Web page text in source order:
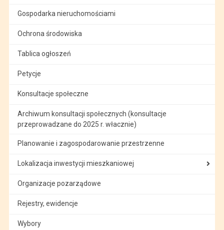
Gospodarka nieruchomościami
Ochrona środowiska
Tablica ogłoszeń
Petycje
Konsultacje społeczne
Archiwum konsultacji społecznych (konsultacje
przeprowadzane do 2025 r. włacznie)
Planowanie i zagospodarowanie przestrzenne
Lokalizacja inwestycji mieszkaniowej
Organizacje pozarządowe
Rejestry, ewidencje
Wybory